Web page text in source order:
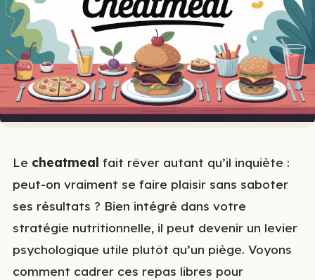
Le cheatmeal fait rêver autant qu’il inquiète :
peut-on vraiment se faire plaisir sans saboter
ses résultats ? Bien intégré dans votre
stratégie nutritionnelle, il peut devenir un levier
psychologique utile plutôt qu’un piège. Voyons
comment cadrer ces repas libres pour